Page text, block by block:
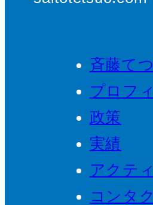
斉藤て
プロフ
政策
実績
アクテ
コンタ